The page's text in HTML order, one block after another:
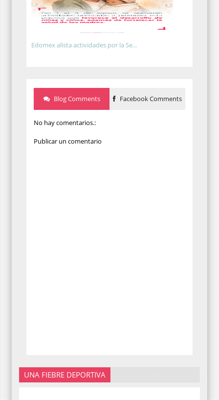
Edomex alista actividades por la Se...
Blog Comments Facebook Comments
No hay comentarios.:
Publicar un comentario
UNA FIEBRE DEPORTIVA